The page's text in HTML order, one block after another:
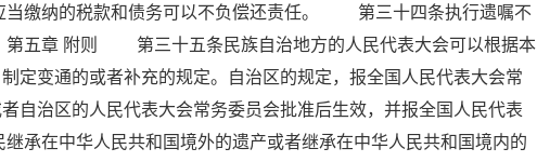
缴纳的税款和债务可以不负偿还责任。 第三十四条执行遗嘱不
第五章 附则 第三十五条民族自治地方的人民代表大会可以根据本
定变通的或者补充的规定。自治区的规定，报全国人民代表大会常
自治区的人民代表大会常务委员会批准后生效，并报全国人民代表
在中华人民共和国境外的遗产或者继承在中华人民共和国境内的